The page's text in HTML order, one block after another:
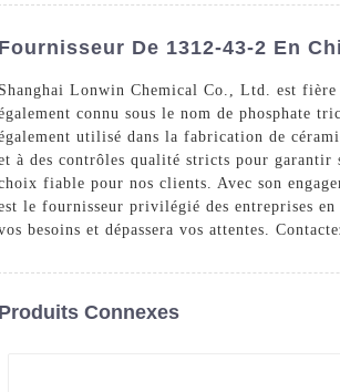
Fournisseur De 1312-43-2 En
Shanghai Lonwin Chemical Co., Ltd. est fière
connu sous le nom de phosphate
utilisé dans la fabrication de
à des contrôles qualité stricts pour
fiable pour nos clients. Avec son
le fournisseur privilégié des entreprises
besoins et dépassera vos attentes.
Produits Connexes